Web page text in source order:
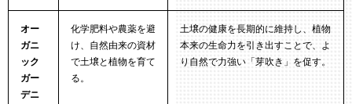
オー
ガニ
ック
ガー
デニ
化学肥料や農薬を避
け、自然由来の資材
で土壌と植物を育て
る。
土壌の健康を長期的に維持し、植物
本来の生命力を引き出すことで、よ
り自然で力強い「芽吹き」を促す。